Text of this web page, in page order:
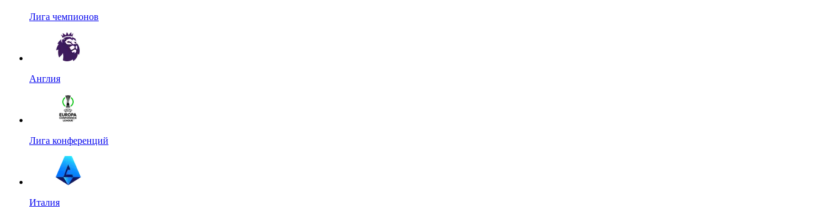
Лига чемпионов
Англия
Лига конференций
Италия